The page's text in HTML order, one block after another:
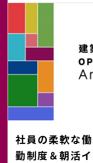
社員の柔軟な
勤制度＆朝活